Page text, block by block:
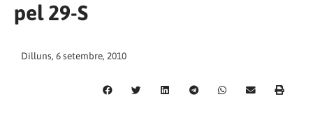
pel 29-S
Dilluns, 6 setembre, 2010